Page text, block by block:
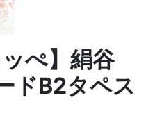
ッぺ】絹谷
ドB2タペス